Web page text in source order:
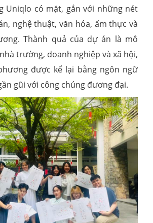
Uniqlo có mặt, gắn với những nét
nghệ thuật, văn hóa, ẩm thực và
Thành quả của dự án là mô
trường, doanh nghiệp và xã hội,
được kể lại bằng ngôn ngữ
gũi với công chúng đương đại.